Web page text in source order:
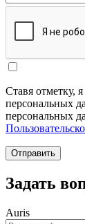
Ставя отметку,
персональных
персональных
Отправить
Задать
Auris